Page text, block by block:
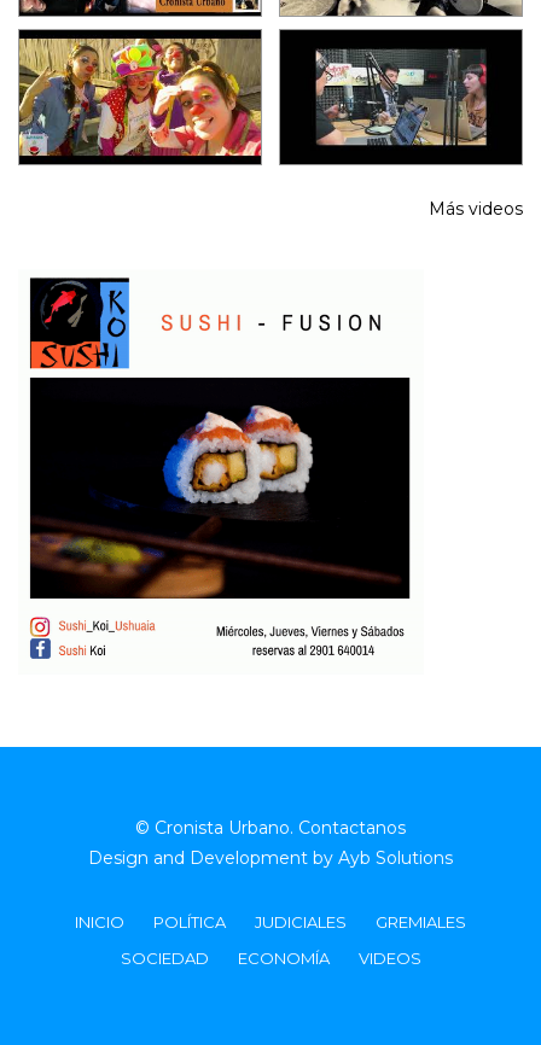
Más videos
© Cronista Urbano. Contactanos
Design and Development by Ayb Solutions
INICIO POLÍTICA JUDICIALES
GREMIALES
SOCIEDAD
ECONOMÍA VIDEOS